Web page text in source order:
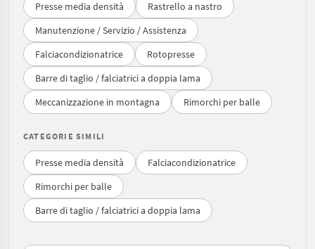
Presse media densità
Rastrello a nastro
Manutenzione / Servizio / Assistenza
Falciacondizionatrice
Rotopresse
Barre di taglio / falciatrici a doppia lama
Meccanizzazione in montagna
Rimorchi per balle
CATEGORIE SIMILI
Presse media densità
Falciacondizionatrice
Rimorchi per balle
Barre di taglio / falciatrici a doppia lama